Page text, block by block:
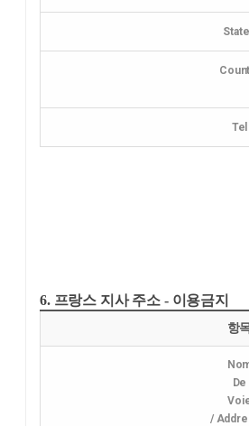
Tel
6. 프랑스 지사 주소 - 이용금지
항
De
/